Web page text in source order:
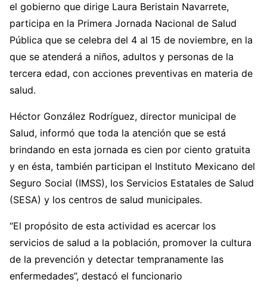
el gobierno que dirige Laura Beristain Navarrete,
participa en la Primera Jornada Nacional de Salud
Pública que se celebra del 4 al 15 de noviembre, en la
que se atenderá a niños, adultos y personas de la
tercera edad, con acciones preventivas en materia de
salud.
Héctor González Rodríguez, director municipal de
Salud, informó que toda la atención que se está
brindando en esta jornada es cien por ciento gratuita
y en ésta, también participan el Instituto Mexicano del
Seguro Social (IMSS), los Servicios Estatales de Salud
(SESA) y los centros de salud municipales.
“El propósito de esta actividad es acercar los
servicios de salud a la población, promover la cultura
de la prevención y detectar tempranamente las
enfermedades”, destacó el funcionario